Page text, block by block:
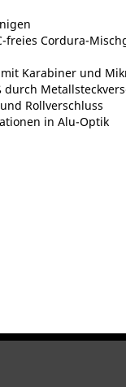
freies Cordura-
Karabiner und
durch
Rollverschluss
in Alu-Optik